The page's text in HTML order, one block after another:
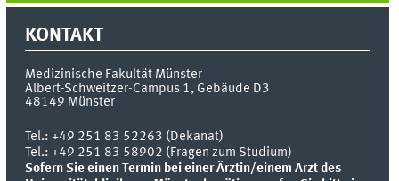
KONTAKT
Medizinische Fakultät Münster
Albert-Schweitzer-Campus 1, Gebäude D3
48149 Münster
Tel.:+49 251 83 52263 (Dekanat)
Tel.: +49 251 83 58902 (Fragen zum Studium)
Sofern Sie einen Termin bei einer Ärztin/einem Arzt des